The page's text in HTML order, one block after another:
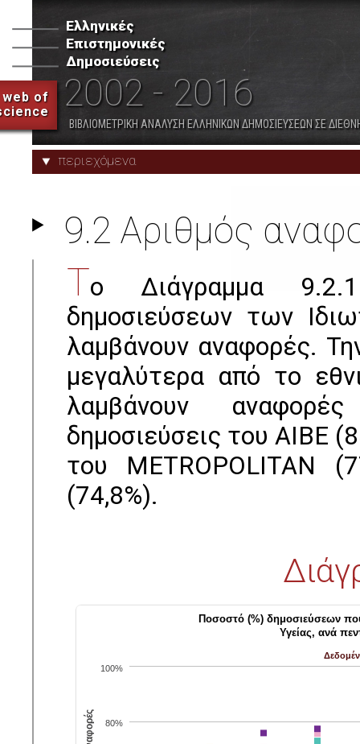
web of
Ελληνικές
Επιστημονικές
Δημοσιεύσεις
2002 - 2016
ΒΙΒΛΙΟΜΕΤΡΙΚΗ ΑΝΑΛΥΣΗ ΕΛΛΗΝΙΚΩΝ ΔΗΜΟΣΙΕΥΣΕΩΝ ΣΕ
περιεχόμενα
7. Λοιποί Δημόσιοι Ερευνητικοί
Φορείς
Προφίλ Φορέων Παραρτήματα
9.2 Αριθμός
Το Διάγραμμα
δημοσιεύσεων των
λαμβάνουν αναφορές.
μεγαλύτερα από το
λαμβάνουν
δημοσιεύσεις του ΑΙΒΕ
του METROPOLITAN
(74,8%).